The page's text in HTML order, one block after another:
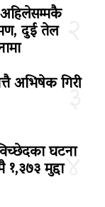
दुई तेल
३
अभिषेक गिरी
४
घटना
मुद्दा